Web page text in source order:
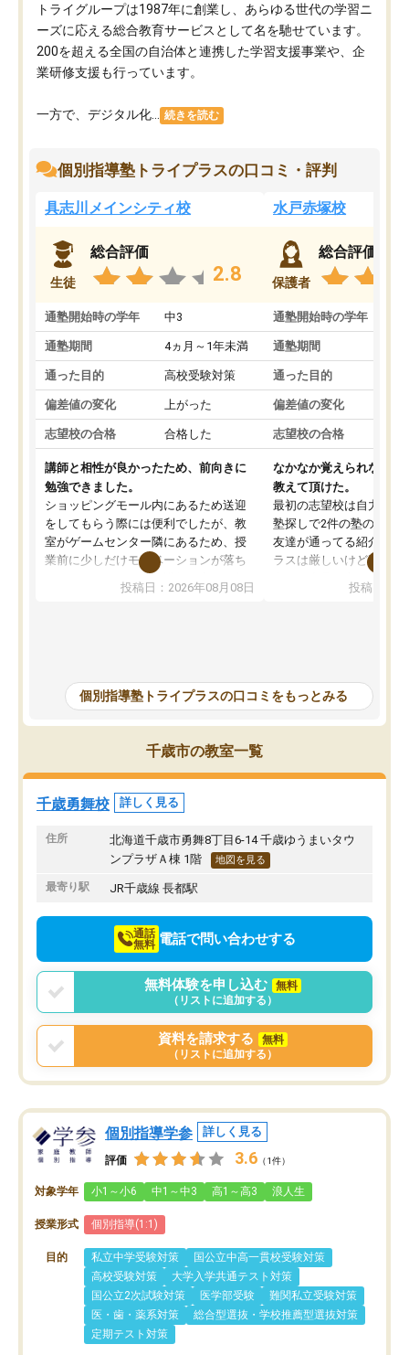
トライグループは1987年に創業し、あらゆる世代の学習ニ
ーズに応える総合教育サービスとして名を馳せています。
200を超える全国の自治体と連携した学習支援事業や、企
業研修支援も行っています。
一方で、デジタル化... 続きを読む
個別指導塾トライプラスの口コミ・評判
具志川メインシティ校
生徒
総合評価
2.8
通塾開始時の学年 中3
通塾期間 4ヵ月～1年未満
通った目的 高校受験対策
偏差値の変化 上がった
志望校の合格 合格した
講師と相性が良かったため、前向きに
勉強できました。
ショッピングモール内にあるため送迎
をしてもらう際には便利でしたが、教
室がゲームセンター隣にあるため、授
業前に少しだけモチベーションが落ち
ることもありました。講師の方とは相
性が良かったため、とても話しやすく
た。難しい問題では解説をより細かく
書いてくれたりと、生徒一人一人に合
った授業を考えてくれます。
投稿日：2026年08月08日
水戸赤塚校
保護者
総合評価
通塾開始時の学年
通塾期間
通った目的
偏差値の変化
志望校の合格
なかなか覚えられなかっ
教えて頂けた。
最初の志望校は自力では
塾探しで2件の塾の説明
友達が通ってる紹介で行
ラスは厳しいけど頑張れ
希望のある方に決めま
を教えて頂き出来ないこ
うになった、覚えられた
ころ見て、見捨てず教え
方で通ってよかったと思
投稿日：
個別指導塾トライプラスの口コミをもっとみる
千歳市の教室一覧
千歳勇舞校 詳しく見る
住所
北海道千歳市勇舞8丁目6-14 千歳ゆうまいタウ
ンプラザＡ棟 1階
地図を見る
最寄り駅 JR千歳線 長都駅
通話
無料 電話で問い合わせする
無料体験を申し込む
無料
（リストに追加する）
資料を請求する
無料
（リストに追加する）
個別指導学参 詳しく見る
評価 3.6 （1件）
対象学年 小1～小6 中1～中3 高1～高3 浪人生
授業形式 個別指導(1:1)
目的 私立中学受験対策
国公立中高一貫校受験対策
高校受験対策
大学入学共通テスト対策
国公立2次試験対策
医学部受験
難関私立受験対策
医・歯・薬系対策
総合型選抜・学校推薦型選抜対策
定期テスト対策